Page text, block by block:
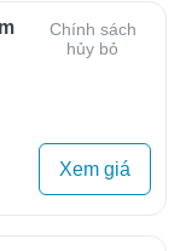
Chính sách
hủy bỏ
Xem giá